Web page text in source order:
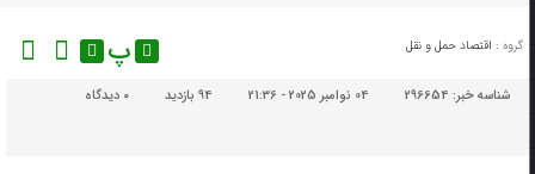
گروه : اقتصاد حمل و نقل پ
شناسه خبر:296654 04 نوامبر 2025 - 21:36 94 بازدید دیدگاه